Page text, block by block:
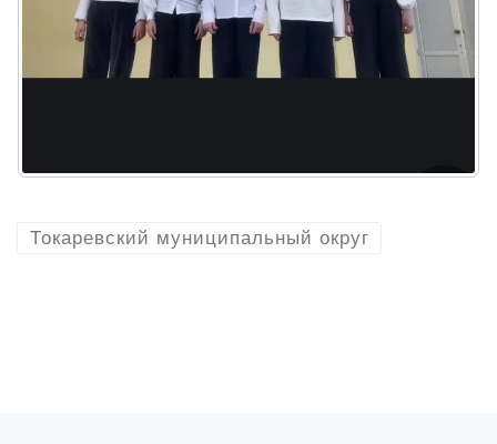
Токаревский муниципальный округ